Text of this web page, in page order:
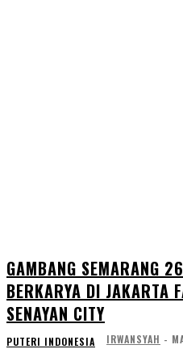
GAMBANG SEMARANG
BERKARYA DI JAKARTA
SENAYAN CITY
PUTERI INDONESIA IRWANSYAH -